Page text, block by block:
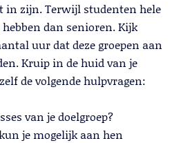
in zijn. Terwijl studenten hele
dan senioren. Kijk
uur dat deze groepen aan
Kruip in de huid van je
de volgende hulpvragen:
van je doelgroep?
je mogelijk aan hen
Lees meer